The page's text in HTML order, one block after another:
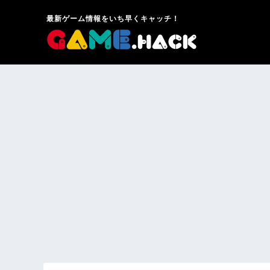
最新ゲーム情報をいち早くキャッチ！